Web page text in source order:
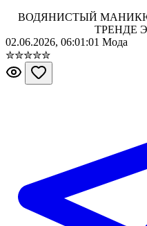
ВОДЯНИСТЫЙ
ТРЕНДЕ
02.06.2026, 06:01:01 Мода
✮✮✮✮✮